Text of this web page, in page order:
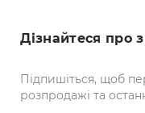
Дізнайтеся про
Підпишіться, щоб
розпродажі та